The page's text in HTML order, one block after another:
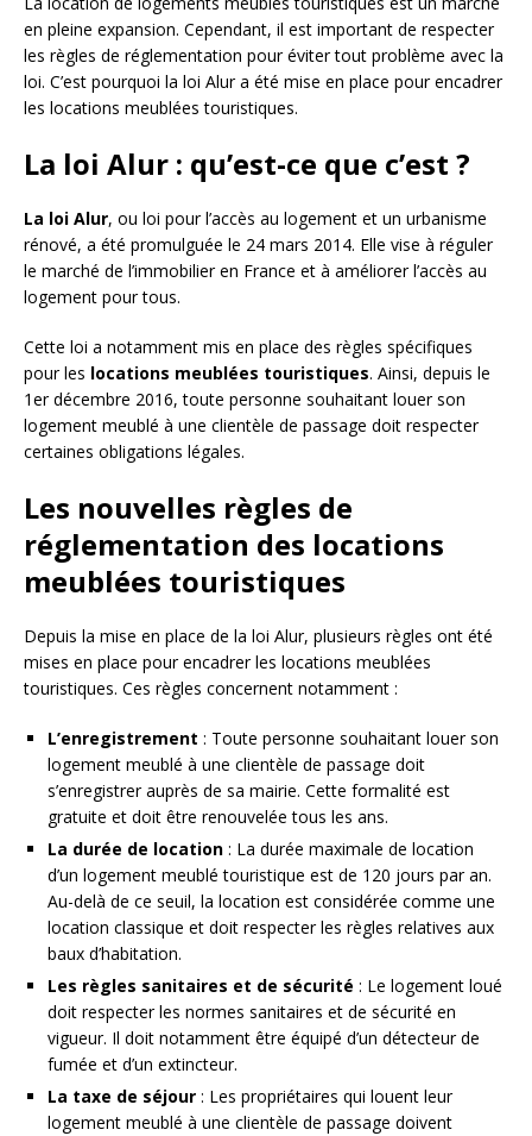
en pleine expansion. Cependant, il est important de respecter
les règles de réglementation pour éviter tout problème avec la
loi. C’est pourquoi la loi Alur a été mise en place pour encadrer
les locations meublées touristiques.
La loi Alur : qu’est-ce que c’est ?
La loi Alur, ou loi pour l’accès au logement et un urbanisme
rénové, a été promulguée le 24 mars 2014. Elle vise à réguler
le marché de l’immobilier en France et à améliorer l’accès au
logement pour tous.
Cette loi a notamment mis en place des règles spécifiques
pour les locations meublées touristiques. Ainsi, depuis le
1er décembre 2016, toute personne souhaitant louer son
logement meublé à une clientèle de passage doit respecter
certaines obligations légales.
Les nouvelles règles de
réglementation des locations
meublées touristiques
Depuis la mise en place de la loi Alur, plusieurs règles ont été
mises en place pour encadrer les locations meublées
touristiques. Ces règles concernent notamment :
L’enregistrement : Toute personne souhaitant louer son
logement meublé à une clientèle de passage doit
s’enregistrer auprès de sa mairie. Cette formalité est
gratuite et doit être renouvelée tous les ans.
La durée de location : La durée maximale de location
d’un logement meublé touristique est de 120 jours par an.
Au-delà de ce seuil, la location est considérée comme une
location classique et doit respecter les règles relatives aux
baux d’habitation.
Les règles sanitaires et de sécurité : Le logement loué
doit respecter les normes sanitaires et de sécurité en
vigueur. Il doit notamment être équipé d’un détecteur de
fumée et d’un extincteur.
La taxe de séjour : Les propriétaires qui louent leur
logement meublé à une clientèle de passage doivent